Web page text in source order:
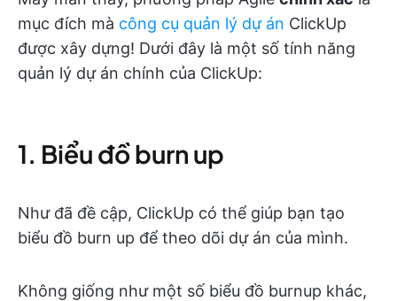
mục đích mà công cụ quản lý dự án ClickUp
được xây dựng! Dưới đây là một số tính năng
quản lý dự án chính của ClickUp:
1. Biểu đồ burn up
Như đã đề cập, ClickUp có thể giúp bạn tạo
biểu đồ burn up để theo dõi dự án của mình.
Không giống như một số biểu đồ burnup khác,